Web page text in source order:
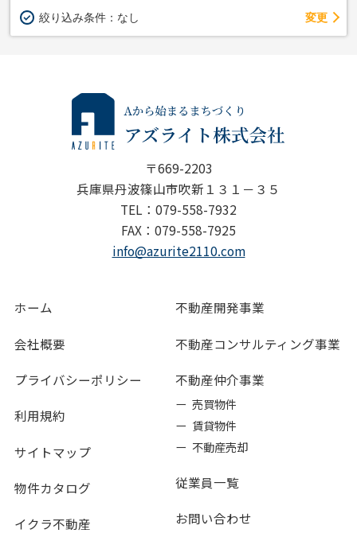
絞り込み条件： なし 変更
〒669-2203
兵庫県丹波篠山市吹新１３１－３５
TEL：079-558-7932
FAX：079-558-7925
info@azurite2110.com
ホーム
会社概要
プライバシーポリシー
利用規約
サイトマップ
物件カタログ
イクラ不動産
不動産開発事業
不動産コンサルティング事業
不動産仲介事業
ー 売買物件
ー 賃貸物件
ー 不動産売却
従業員一覧
お問い合わせ